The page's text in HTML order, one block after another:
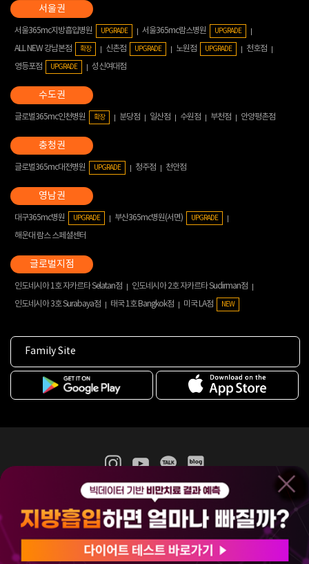
서울365mc지방흡입병원 UPGRADE 서울365mc람스병원 UPGRADE
ALL NEW 강남본점 확장 신촌점 UPGRADE 노원점 UPGRADE
천호점
영등포점
UPGRADE 성신여대점
글로벌365mc인천병원 확장 분당점 일산점 수원점 부천점 안양평촌점
글로벌365mc대전병원 UPGRADE 청주점 천안점
대구365mc병원 UPGRADE 부산365mc병원(서면) UPGRADE
해운대 람스 스페셜센터
인도네시아 1호 자카르타 Selatan점
인도네시아 2호 자카르타 Sudirman점
인도네시아 3호 Surabaya점
태국 1호 Bangkok점 미국 LA점 NEW
Family Site
365mc 병·의원 이용약관
홈페이지 이용약관
비급여진료수가
(주)365mcㅣ서울특별시 서초구 서초대로52길 7, 3~4층(서초동, 제일빌딩)
120-87-04354ㅣ김남철